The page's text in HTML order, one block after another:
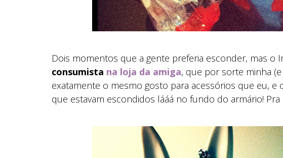
Dois momentos que a gente preferia esconder, mas o
consumista na loja da amiga, que por sorte minha
exatamente o mesmo gosto para acessórios que eu, e
que estavam escondidos lááá no fundo do armário!